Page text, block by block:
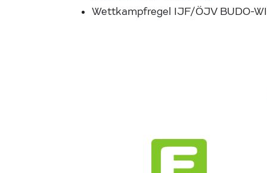
Wettkampfregel IJF/ÖJV BUDO-